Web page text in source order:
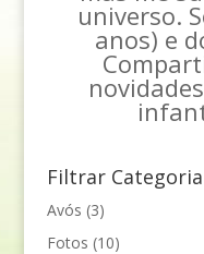
universo.
anos) e
Filtrar Categoria
Avós (3)
Fotos (10)